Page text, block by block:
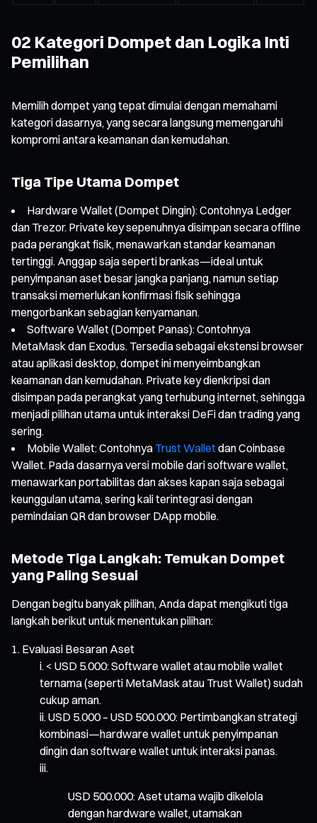
02 Kategori Dompet dan Logika Inti
Pemilihan
Memilih dompet yang tepat dimulai dengan memahami
kategori dasarnya, yang secara langsung memengaruhi
kompromi antara keamanan dan kemudahan.
Tiga Tipe Utama Dompet
Hardware Wallet (Dompet Dingin): Contohnya Ledger
dan Trezor. Private key sepenuhnya disimpan secara offline
pada perangkat fisik, menawarkan standar keamanan
tertinggi. Anggap saja seperti brankas—ideal untuk
penyimpanan aset besar jangka panjang, namun setiap
transaksi memerlukan konfirmasi fisik sehingga
mengorbankan sebagian kenyamanan.
Software Wallet (Dompet Panas): Contohnya
MetaMask dan Exodus. Tersedia sebagai ekstensi browser
atau aplikasi desktop, dompet ini menyeimbangkan
keamanan dan kemudahan. Private key dienkripsi dan
disimpan pada perangkat yang terhubung internet, sehingga
menjadi pilihan utama untuk interaksi DeFi dan trading yang
sering.
Mobile Wallet: Contohnya Trust Walletdan Coinbase
Wallet. Pada dasarnya versi mobile dari software wallet,
menawarkan portabilitas dan akses kapan saja sebagai
keunggulan utama, sering kali terintegrasi dengan
pemindaian QR dan browser DApp mobile.
Metode Tiga Langkah: Temukan Dompet
yang Paling Sesuai
Dengan begitu banyak pilihan, Anda dapat mengikuti tiga
langkah berikut untuk menentukan pilihan:
Evaluasi Besaran Aset
< USD 5.000: Software wallet atau mobile wallet
ternama (seperti MetaMask atau Trust Wallet) sudah
cukup aman.
USD 5.000 – USD 500.000: Pertimbangkan strategi
kombinasi—hardware wallet untuk penyimpanan
dingin dan software wallet untuk interaksi panas.
USD 500.000: Aset utama wajib dikelola
dengan hardware wallet, utamakan